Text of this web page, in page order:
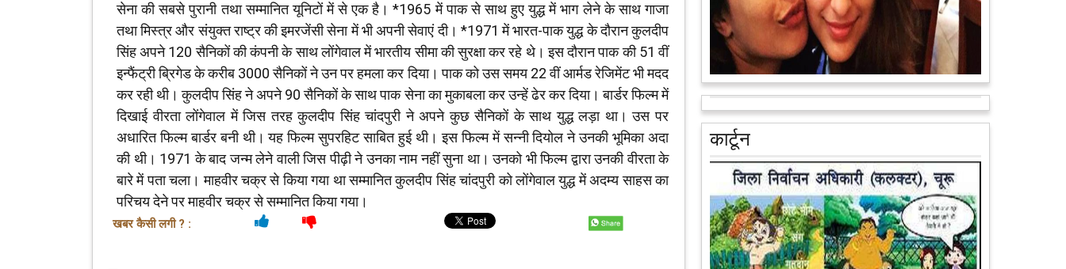
सेना की सबसे पुरानी तथा सम्मानित यूनिटों में से एक है। *1965 में पाक से साथ हुए युद्ध में भाग लेने के साथ गाजा
तथा मिस्त्र और संयुक्त राष्ट्र की इमरजेंसी सेना में भी अपनी सेवाएं दी। *1971 में भारत-पाक युद्ध के दौरान कुलदीप
सिंह अपने 120 सैनिकों की कंपनी के साथ लोंगेवाल में भारतीय सीमा की सुरक्षा कर रहे थे। इस दौरान पाक की 51 वीं
इन्फैंट्री ब्रिगेड के करीब 3000 सैनिकों ने उन पर हमला कर दिया। पाक को उस समय 22 वीं आर्मड रेजिमेंट भी मदद
कर रही थी। कुलदीप सिंह ने अपने 90 सैनिकों के साथ पाक सेना का मुकाबला कर उन्हें ढेर कर दिया। बार्डर फिल्म में
दिखाई वीरता लोंगेवाल में जिस तरह कुलदीप सिंह चांदपुरी ने अपने कुछ सैनिकों के साथ युद्ध लड़ा था। उस पर
अधारित फिल्म बार्डर बनी थी। यह फिल्म सुपरहिट साबित हुई थी। इस फिल्म में सन्नी दियोल ने उनकी भूमिका अदा
की थी। 1971 के बाद जन्म लेने वाली जिस पीढ़ी ने उनका नाम नहीं सुना था। उनको भी फिल्म द्वारा उनकी वीरता के
बारे में पता चला। माहवीर चक्र से किया गया था सम्मानित कुलदीप सिंह चांदपुरी को लोंगेवाल युद्ध में अदम्य साहस का
परिचय देने पर माहवीर चक्र से सम्मानित किया गया।
खबर कैसी लगी ? :
आरक्षण के विरोध में राजा भैया बोले, प्रमोशन का आधार गुणवत्ता
और वरिष्ठता हो, जाति नहीं
प्रतापगढ़ के कुंडा से बाहुबली विधायक रघुराज प्रताप सिंह उर्फ
राजा भैया ने शुक्रवार को लखनऊ में प्रेस कांफ्रेंस कर नई
राजनीतिक पार्टी बनाने की आधिकारिक... आगे पढ़ें
कार्टून